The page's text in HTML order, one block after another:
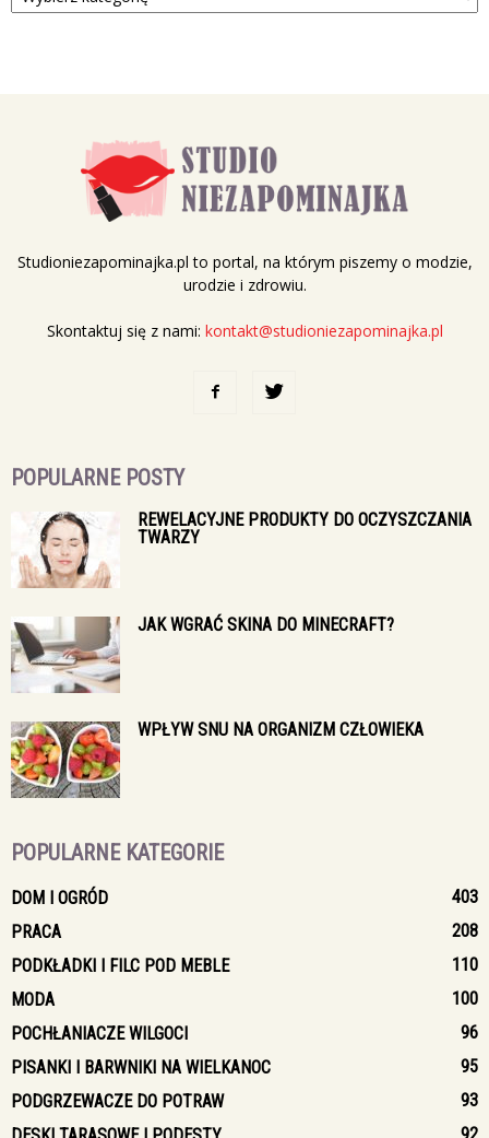
Studioniezapominajka.pl to portal, na którym piszemy o modzie,
urodzie i zdrowiu.
Skontaktuj się z nami: kontakt@studioniezapominajka.pl
POPULARNE POSTY
REWELACYJNE PRODUKTY DO OCZYSZCZANIA
TWARZY
JAK WGRAĆ SKINA DO MINECRAFT?
WPŁYW SNU NA ORGANIZM CZŁOWIEKA
POPULARNE KATEGORIE
DOM I OGRÓD
403
PRACA
208
PODKŁADKI I FILC POD MEBLE
110
MODA
100
POCHŁANIACZE WILGOCI
96
PISANKI I BARWNIKI NA WIELKANOC
95
PODGRZEWACZE DO POTRAW
93